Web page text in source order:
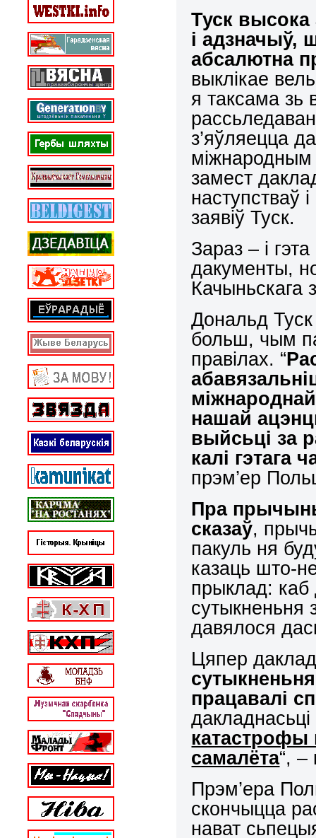
Туск высока
і адзначыў,
абсалютна
выклікае
я таксама зь
з’яўляецца
міжнародным
замест
наступстваў
заявіў Туск.
Зараз – і
дакументы,
Качыньскага
Дональд
больш, чым
правілах. “
нашай
выйсьці за
калі гэтага
прэм’ер
Пра
сказаў,
пакуль ня
казаць што-
прыклад: каб
сутыкненьня
давялося
Цяпер
працавалі
катастрофы
самалёта“, –
Прэм’ера
скончыцца
нават